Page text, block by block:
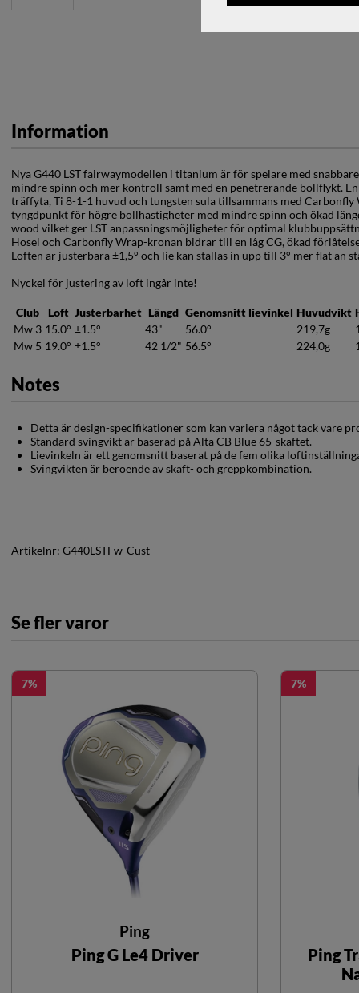
Information
Nya G440 LST fairwaymodellen i titanium är för spelare med
mindre spinn och mer kontroll samt med en penetrerande bollflykt.
träffyta, Ti 8-1-1 huvud och tungsten sula tillsammans med
tyngdpunkt för högre bollhastigheter med mindre spinn och ökad
wood vilket ger LST anpassningsmöjligheter för optimal
Hosel och Carbonfly Wrap-kronan bidrar till en låg CG, ökad
Loften är justerbara ±1,5° och lie kan ställas in upp till 3° mer flat än
Nyckel för justering av loft ingår inte!
Club Loft Justerbarhet Längd Genomsnitt lievinkel Huvudvikt
Mw 3 15.0° ±1.5° 43" 56.0° 219,7g
Mw 5 19.0° ±1.5° 42 1/2" 56.5° 224,0g
Notes
Detta är design-specifikationer som kan variera något tack vare
Standard svingvikt är baserad på Alta CB Blue 65-skaftet.
Lievinkeln är ett genomsnitt baserat på de fem olika
Svingvikten är beroende av skaft- och greppkombination.
Artikelnr: G440LSTFw-Cust
Se fler varor
7
Ping
Ping G Le4 Driver
7
Ping